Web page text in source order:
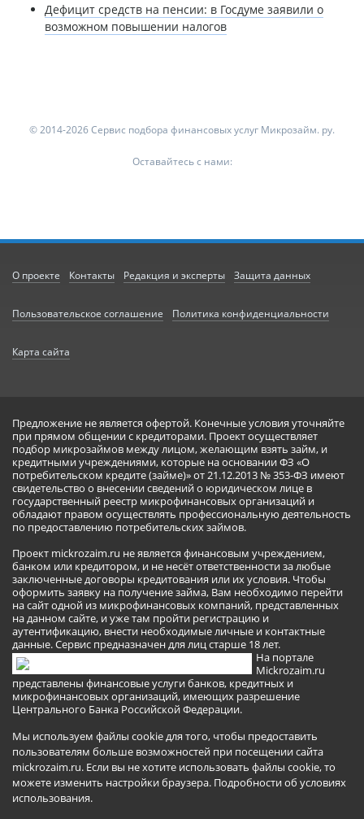
Дефицит средств на пенсии: в Госдуме заявили о
возможном повышении налогов
© 2014-2026 Сервис подбора финансовых услуг Микрозайм. ру.
Оставайтесь с нами:
О проекте Контакты Редакция и эксперты Защита данных
Пользовательское соглашение Политика конфиденциальности
Карта сайта
Предложение не является офертой. Конечные условия уточняйте
при прямом общении с кредиторами. Проект осуществляет
подбор микрозаймов между лицом, желающим взять займ, и
кредитными учреждениями, которые на основании ФЗ «О
потребительском кредите (займе)» от 21.12.2013 № 353-ФЗ имеют
свидетельство о внесении сведений о юридическом лице в
государственный реестр микрофинансовых организаций и
обладают правом осуществлять профессиональную деятельность
по предоставлению потребительских займов.
Проект mickrozaim.ru не является финансовым учреждением,
банком или кредитором, и не несёт ответственности за любые
заключенные договоры кредитования или их условия. Чтобы
оформить заявку на получение займа, Вам необходимо перейти
на сайт одной из микрофинансовых компаний, представленных
на данном сайте, и уже там пройти регистрацию и
аутентификацию, внести необходимые личные и контактные
данные. Сервис предназначен для лиц старше 18 лет.
На портале
Mickrozaim.ru
представлены финансовые услуги банков, кредитных и
микрофинансовых организаций, имеющих разрешение
Центрального Банка Российской Федерации.
Мы используем файлы cookie для того, чтобы предоставить
пользователям больше возможностей при посещении сайта
mickrozaim.ru. Если вы не хотите использовать файлы cookie, то
можете изменить настройки браузера. Подробности об условиях
использования.